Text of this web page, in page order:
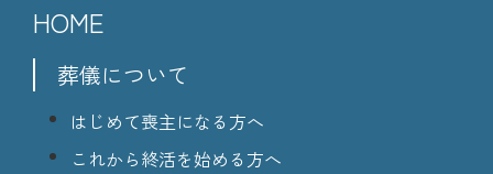
HOME
葬儀について
はじめて喪主になる方へ
これから終活を始める方へ